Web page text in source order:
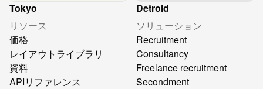
Tokyo
Detroid
リソース
価格
レイアウトライブラリ
資料
APIリファレンス
ソリューション
Recruitment
Consultancy
Freelance recruitment
Secondment